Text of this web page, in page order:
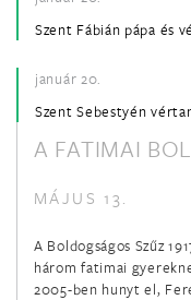
Szent Fábián pápa és
január 20.
Szent Sebestyén
január 21.
Szent Ágnes szűz és
január 22.
Boldog Batthyány-
A FATIMAI
MÁJUS 13.
A Boldogságos Szűz
három fatimai
2005-ben hunyt el,